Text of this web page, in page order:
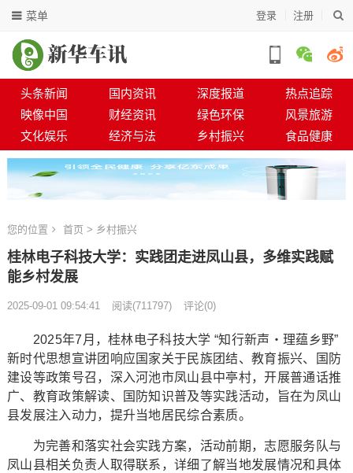
登录 注册
菜单
头条新闻 国内资讯 深度报道
热点追踪
映像中国
财经资讯 绿色环保
风景旅游
文化娱乐
经济与法 乡村振兴 食品健康
您的位置 首页 > 乡村振兴
桂林电子科技大学：实践团走进凤山县，多维实践赋
能乡村发展
2025-09-01 09:54:41 阅读(711797) 评论(0)
2025年7月，桂林电子科技大学 “知行新声・理蕴乡野”
新时代思想宣讲团响应国家关于民族团结、教育振兴、国防
建设等政策号召，深入河池市凤山县中亭村，开展普通话推
广、教育政策解读、国防知识普及等实践活动，旨在为凤山
县发展注入动力，提升当地居民综合素质。
为完善和落实社会实践方案，活动前期，志愿服务队与
凤山县相关负责人取得联系，详细了解当地发展情况和具体